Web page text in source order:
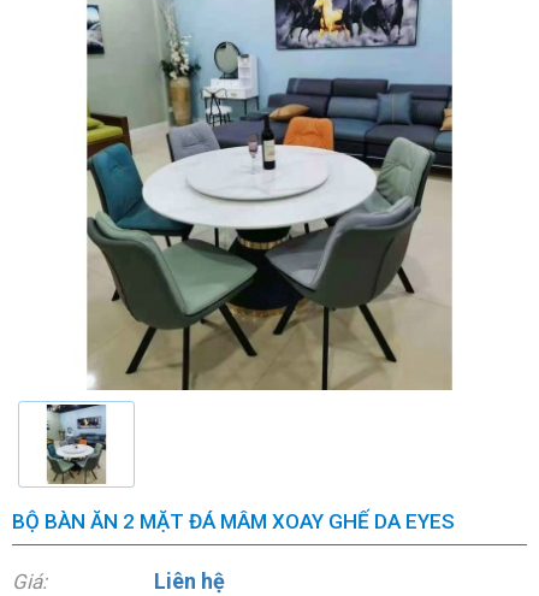
BỘ BÀN ĂN 2 MẶT ĐÁ MÂM XOAY GHẾ DA EYES
Giá: Liên hệ